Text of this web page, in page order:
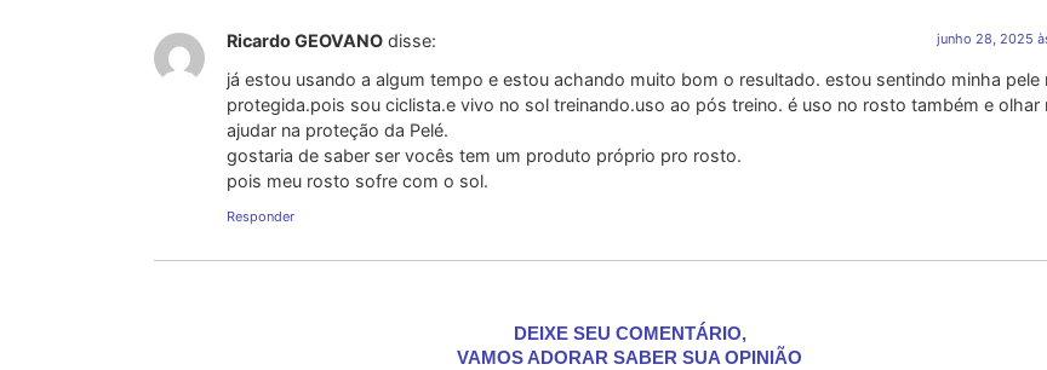
Ricardo GEOVANO disse: junho 28, 2025
já estou usando a algum tempo e estou achando muito bom o resultado. estou sentindo minha pele
protegida.pois sou ciclista.e vivo no sol treinando.uso ao pós treino. é uso no rosto também e olhar
ajudar na proteção da Pelé.
gostaria de saber ser vocês tem um produto próprio pro rosto.
pois meu rosto sofre com o sol.
Responder